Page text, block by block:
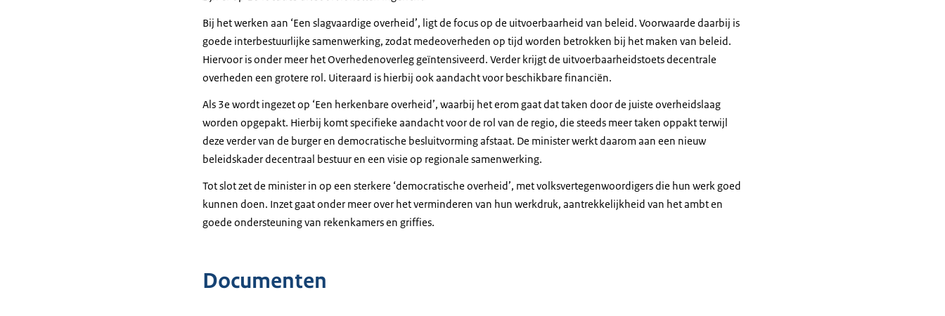
Bij het werken aan ‘Een slagvaardige overheid’, ligt de focus op de uitvoerbaarheid van beleid. Voorwaarde daarbij is
goede interbestuurlijke samenwerking, zodat medeoverheden op tijd worden betrokken bij het maken van beleid.
Hiervoor is onder meer het Overhedenoverleg geïntensiveerd. Verder krijgt de uitvoerbaarheidstoets decentrale
overheden een grotere rol. Uiteraard is hierbij ook aandacht voor beschikbare financiën.
Als 3e wordt ingezet op ‘Een herkenbare overheid’, waarbij het erom gaat dat taken door de juiste overheidslaag
worden opgepakt. Hierbij komt specifieke aandacht voor de rol van de regio, die steeds meer taken oppakt terwijl
deze verder van de burger en democratische besluitvorming afstaat. De minister werkt daarom aan een nieuw
beleidskader decentraal bestuur en een visie op regionale samenwerking.
Tot slot zet de minister in op een sterkere ‘democratische overheid’, met volksvertegenwoordigers die hun werk goed
kunnen doen. Inzet gaat onder meer over het verminderen van hun werkdruk, aantrekkelijkheid van het ambt en
goede ondersteuning van rekenkamers en griffies.
Documenten